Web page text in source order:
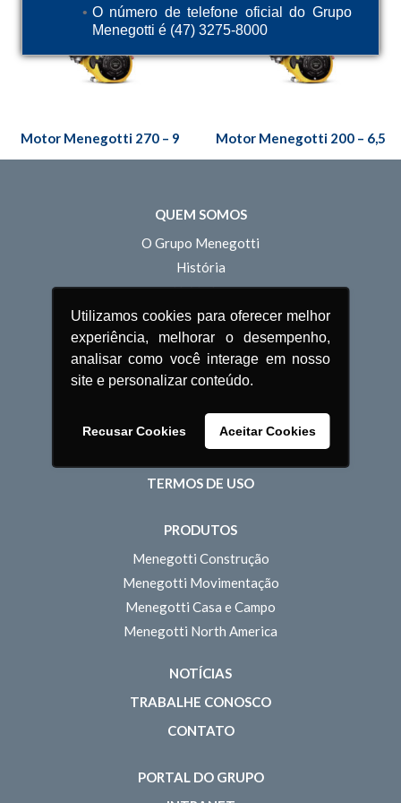
O número de telefone oficial do Grupo
Menegotti é (47) 3275-8000
Utilizamos cookies para oferecer melhor
experiência, melhorar o desempenho,
analisar como você interage em nosso
site e personalizar conteúdo.
Recusar Cookies Aceitar Cookies
Motor Menegotti 270 – 9 Motor Menegotti 200 – 6,5
QUEM SOMOS
O Grupo Menegotti
História
Unidades
Estrutura Comercial
Estrutura Operacional
Inovação
Sustentabilidade
Pessoas
POLÍTICA DE PRIVACIDADE
TERMOS DE USO
PRODUTOS
Menegotti Construção
Menegotti Movimentação
Menegotti Casa e Campo
Menegotti North America
NOTÍCIAS
TRABALHE CONOSCO
CONTATO
PORTAL DO GRUPO